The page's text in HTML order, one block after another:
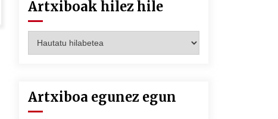
Artxiboak hilez hile
hilez
Artxiboa egunez egun